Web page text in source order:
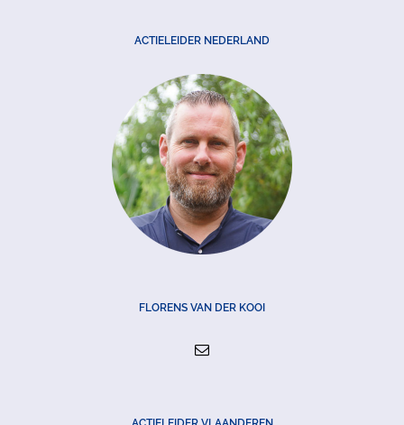
ACTIELEIDER NEDERLAND
FLORENS VAN DER KOOI